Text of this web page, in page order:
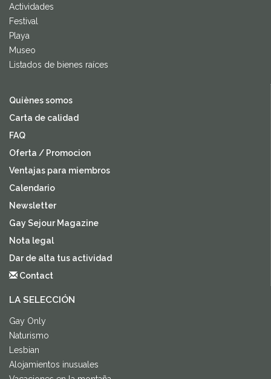
Actividades
Festival
Playa
Museo
Listados de bienes raíces
Quiènes somos
Carta de calidad
FAQ
Oferta / Promocion
Ventajas para miembros
Calendario
Newsletter
Gay Sejour Magazine
Nota legal
Dar de alta tus actividad
Contact
LA SELECCIÓN
Gay Only
Naturismo
Lesbian
Alojamientos inusuales